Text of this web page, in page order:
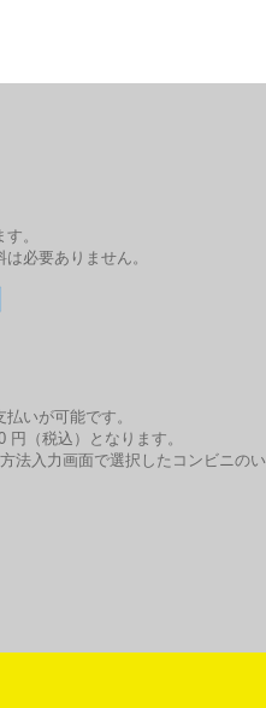
。
必要ありません。
いが可能です。
（税込）となります。
法入力画面で選択したコンビニのい